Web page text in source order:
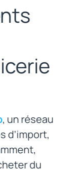
, un réseau
d’import,
du